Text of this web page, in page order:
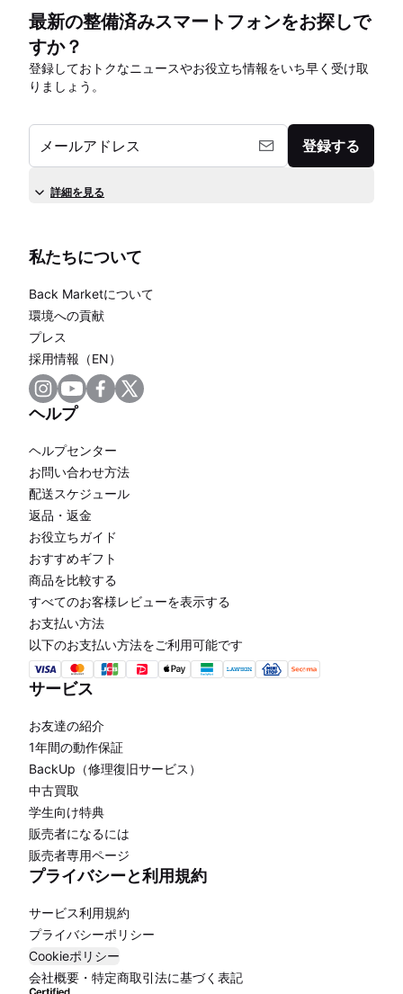
最新の整備済みスマートフォンをお探しで
すか？
登録しておトクなニュースやお役立ち情報をいち早く受け取
りましょう。
メールアドレス 登録する
詳細を見る
私たちについて
Back Marketについて
環境への貢献
プレス
採用情報（EN）
ヘルプ
ヘルプセンター
お問い合わせ方法
配送スケジュール
返品・返金
お役立ちガイド
おすすめギフト
商品を比較する
すべてのお客様レビューを表示する
お支払い方法
以下のお支払い方法をご利用可能です
サービス
お友達の紹介
1年間の動作保証
BackUp（修理復旧サービス）
中古買取
学生向け特典
販売者になるには
販売者専用ページ
プライバシーと利用規約
サービス利用規約
プライバシーポリシー
Cookieポリシー
会社概要・特定商取引法に基づく表記